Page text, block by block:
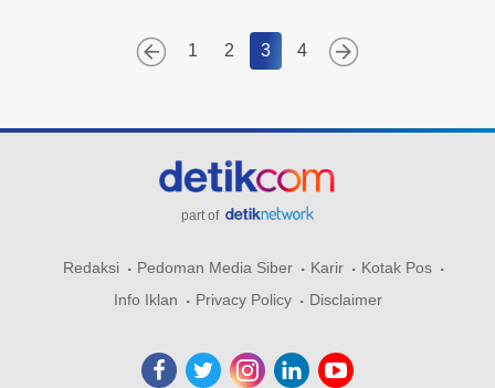
1 2 3 4
part of
Redaksi Pedoman Media Siber Karir
Kotak Pos
Info Iklan
Privacy Policy Disclaimer